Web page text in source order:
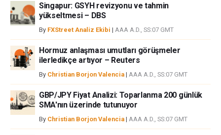
bilgilerin kullanımı nedeniyle doğrudan yada dolaylı olarak ortaya
çıkabilecek herhangi bir kar kaybı herhangi bir sınırlama olmaksızın
herhangi bir kayıp ya da hasar için sorumluluk kabul etmemektedir.
Singapur: GSYH revizyonu ve tahmin
yükseltmesi – DBS
By FXStreet Analiz Ekibi | AAA A.D., SS:07 GMT
Hormuz anlaşması umutları görüşmeler
ilerledikçe artıyor – Reuters
By Christian Borjon Valencia | AAA A.D., SS:07 GMT
GBP/JPY Fiyat Analizi: Toparlanma 200 günlük
SMA'nın üzerinde tutunuyor
By Christian Borjon Valencia | AAA A.D., SS:07 GMT